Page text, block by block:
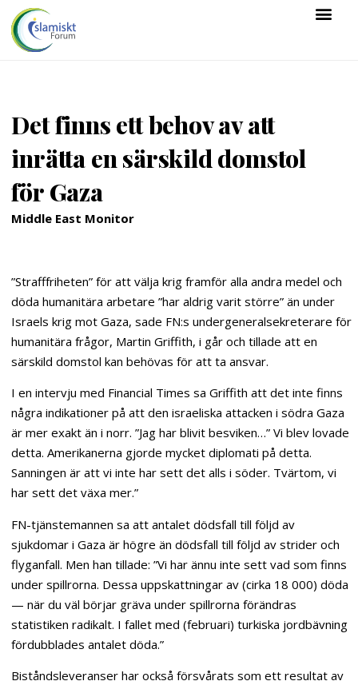
Det finns ett behov av att
inrätta en särskild domstol
för Gaza
Middle East Monitor
”Strafffriheten” för att välja krig framför alla andra medel och
döda humanitära arbetare ”har aldrig varit större” än under
Israels krig mot Gaza, sade FN:s undergeneralsekreterare för
humanitära frågor, Martin Griffith, i går och tillade att en
särskild domstol kan behövas för att ta ansvar.
I en intervju med Financial Times sa Griffith att det inte finns
några indikationer på att den israeliska attacken i södra Gaza
är mer exakt än i norr. ”Jag har blivit besviken…” Vi blev lovade
detta. Amerikanerna gjorde mycket diplomati på detta.
Sanningen är att vi inte har sett det alls i söder. Tvärtom, vi
har sett det växa mer.”
FN-tjänstemannen sa att antalet dödsfall till följd av
sjukdomar i Gaza är högre än dödsfall till följd av strider och
flyganfall. Men han tillade: ”Vi har ännu inte sett vad som finns
under spillrorna. Dessa uppskattningar av (cirka 18 000) döda
— när du väl börjar gräva under spillrorna förändras
statistiken radikalt. I fallet med (februari) turkiska jordbävning
fördubblades antalet döda.”
Biståndsleveranser har också försvårats som ett resultat av